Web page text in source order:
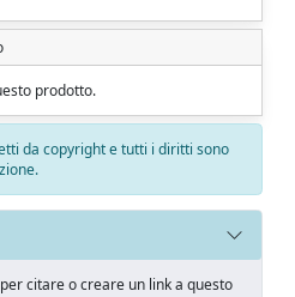
prodotto.
da copyright e tutti i diritti sono
citare o creare un link a questo